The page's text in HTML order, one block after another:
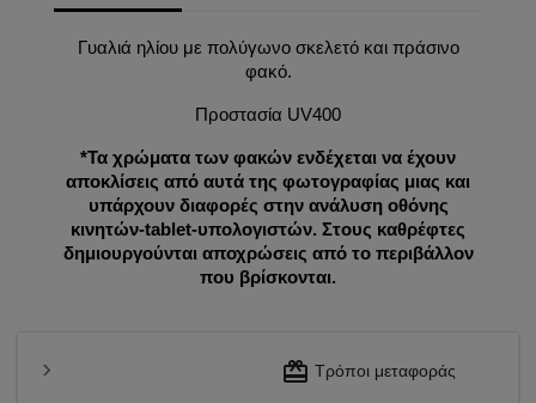
Γυαλιά ηλίου με πολύγωνο σκελετό και πράσινο
φακό.
Προστασία UV400
*Τα χρώματα των φακών ενδέχεται να έχουν
αποκλίσεις από αυτά της φωτογραφίας μιας και
υπάρχουν διαφορές στην ανάλυση οθόνης
κινητών-tablet-υπολογιστών. Στους καθρέφτες
δημιουργούνται αποχρώσεις από το περιβάλλον
που βρίσκονται.
redeem Τρόποι μεταφοράς